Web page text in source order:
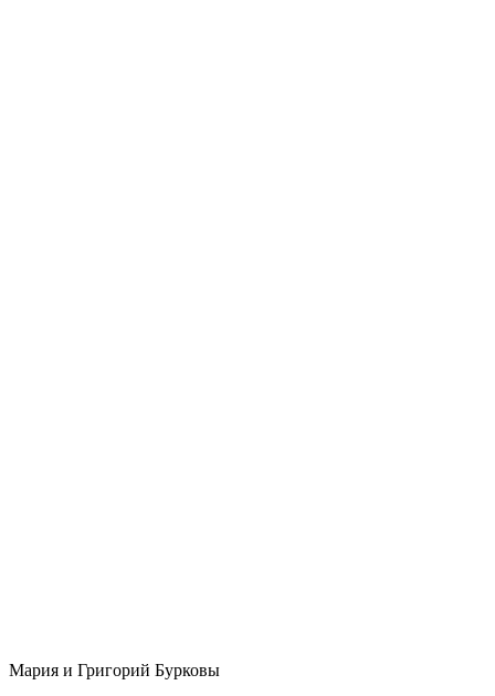
Мария и Григорий Бурковы